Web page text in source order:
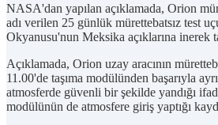
NASA'dan yapılan açıklamada, Orion
adı verilen 25 günlük mürettebatsız test
Okyanusu'nun Meksika açıklarına inerek
Açıklamada, Orion uzay aracının
11.00'de taşıma modülünden başarıyla
atmosferde güvenli bir şekilde yandığı
modülünün de atmosfere giriş yaptığı